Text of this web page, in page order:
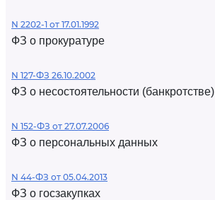
N 2202-1 от 17.01.1992
ФЗ о прокуратуре
N 127-ФЗ 26.10.2002
ФЗ о несостоятельности (банкротстве)
N 152-ФЗ от 27.07.2006
ФЗ о персональных данных
N 44-ФЗ от 05.04.2013
ФЗ о госзакупках